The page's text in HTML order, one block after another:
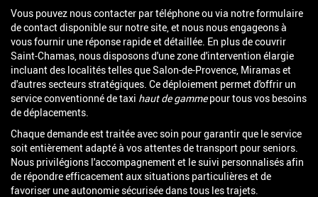
Vous pouvez nous contacter par téléphone ou via notre formulaire
de contact disponible sur notre site, et nous nous engageons à
vous fournir une réponse rapide et détaillée. En plus de couvrir
Saint-Chamas, nous disposons d'une zone d'intervention élargie
incluant des localités telles que Salon-de-Provence, Miramas et
d'autres secteurs stratégiques. Ce déploiement permet d'offrir un
service conventionné de taxi haut de gammepour tous vos besoins
de déplacements.
Chaque demande est traitée avec soin pour garantir que le service
soit entièrement adapté à vos attentes de transport pour seniors.
Nous privilégions l'accompagnement et le suivi personnalisés afin
de répondre efficacement aux situations particulières et de
favoriser une autonomie sécurisée dans tous les trajets.